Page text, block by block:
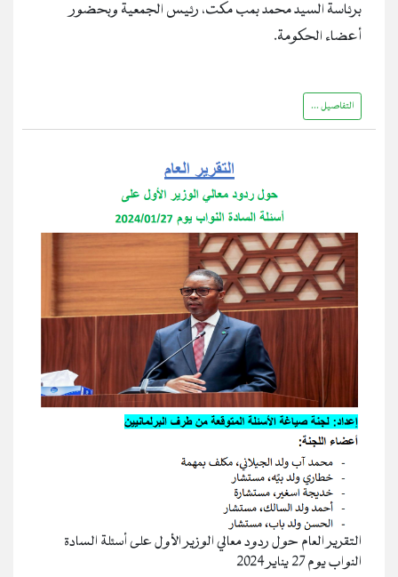
برئاسة السيد محمد بمب مكت، رئيس الجمعية وبحضور
أعضاء الحكومة.
التفاصيل ...
التقرير العام حول ردود معالي الوزير الأول على أسئلة السادة
النواب يوم 27 يناير 2024